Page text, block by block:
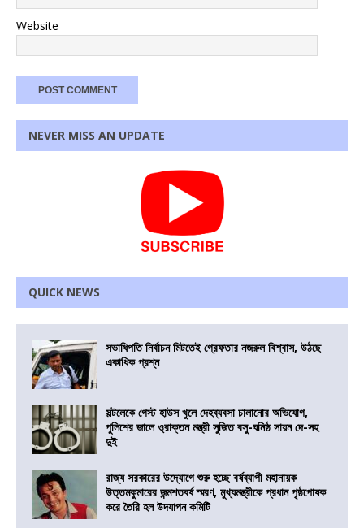
Website
NEVER MISS AN UPDATE
QUICK NEWS
সভাধিপতি নির্বাচন মিটতেই গ্রেফতার নজরুল বিশ্বাস, উঠছে
একাধিক প্রশ্ন
সল্টলেকে গেস্ট হাউস খুলে দেহব্যবসা চালানোর অভিযোগ,
পুলিশের জালে ও্রাক্তন মন্ত্রী সুজিত বসু-ঘনিষ্ঠ সায়ন দে-সহ
দুই
রাজ্য সরকারের উদ্যোগে শুরু হচ্ছে বর্ষব্যাপী মহানায়ক
উত্তমকুমারের জন্মশতবর্ষ স্মরণ, মুখ্যমন্ত্রীকে প্রধান পৃষ্ঠপোষক
করে তৈরি হল উদযাপন কমিটি